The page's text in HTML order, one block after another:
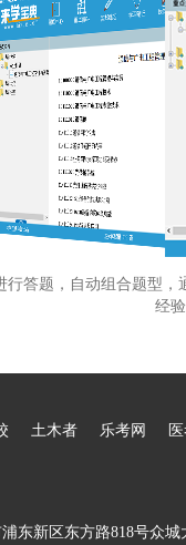
行答题，自动组合题型
经
土木者 乐考网
东新区东方路818号众城